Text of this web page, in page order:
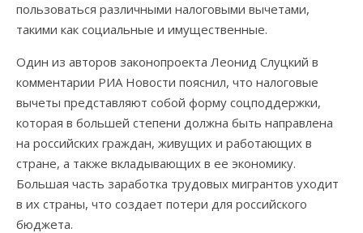
пользоваться различными налоговыми вычетами,
такими как социальные и имущественные.
Один из авторов законопроекта Леонид Слуцкий в
комментарии РИА Новости пояснил, что налоговые
вычеты представляют собой форму соцподдержки,
которая в большей степени должна быть направлена
на российских граждан, живущих и работающих в
стране, а также вкладывающих в ее экономику.
Большая часть заработка трудовых мигрантов уходит
в их страны, что создает потери для российского
бюджета.